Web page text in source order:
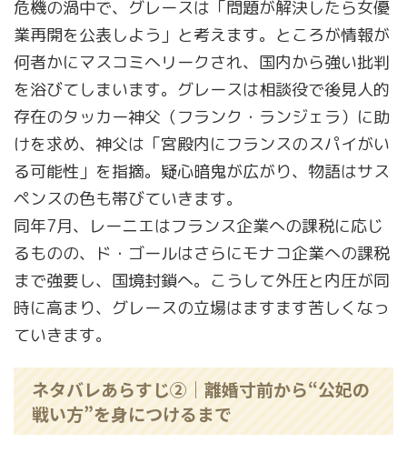
危機の渦中で、グレースは「問題が解決したら女優
業再開を公表しよう」と考えます。ところが情報が
何者かにマスコミへリークされ、国内から強い批判
を浴びてしまいます。グレースは相談役で後見人的
存在のタッカー神父（フランク・ランジェラ）に助
けを求め、神父は「宮殿内にフランスのスパイがい
る可能性」を指摘。疑心暗鬼が広がり、物語はサス
ペンスの色も帯びていきます。
同年7月、レーニエはフランス企業への課税に応じ
るものの、ド・ゴールはさらにモナコ企業への課税
まで強要し、国境封鎖へ。こうして外圧と内圧が同
時に高まり、グレースの立場はますます苦しくなっ
ていきます。
ネタバレあらすじ②｜離婚寸前から“公妃の
戦い方”を身につけるまで